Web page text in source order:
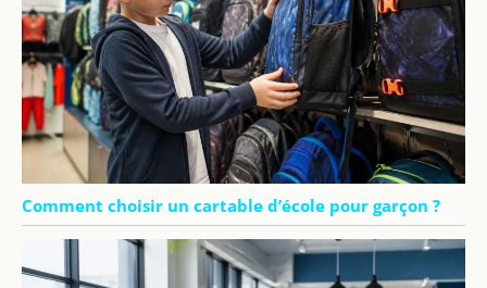
Comment choisir un cartable d’école pour garçon ?